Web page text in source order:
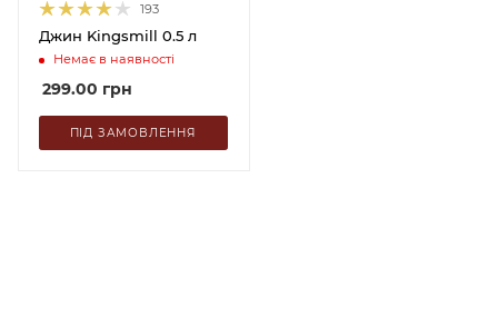
193
Джин Kingsmill 0.5 л
Немає в наявності
299.00 грн
ПІД ЗАМОВЛЕННЯ